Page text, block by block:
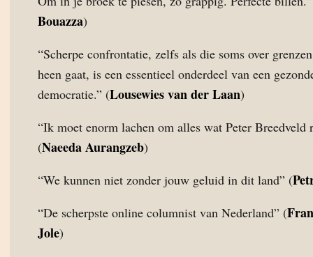
Bouazza)
“Scherpe confrontatie, zelfs als die soms over
heen gaat, is een essentieel onderdeel van een
democratie.” (Lousewies van der Laan)
“Ik moet enorm lachen om alles wat Peter Breedveld
(Naeeda Aurangzeb)
“We kunnen niet zonder jouw geluid in dit land” (
“De scherpste online columnist van Nederland” (
Jole)